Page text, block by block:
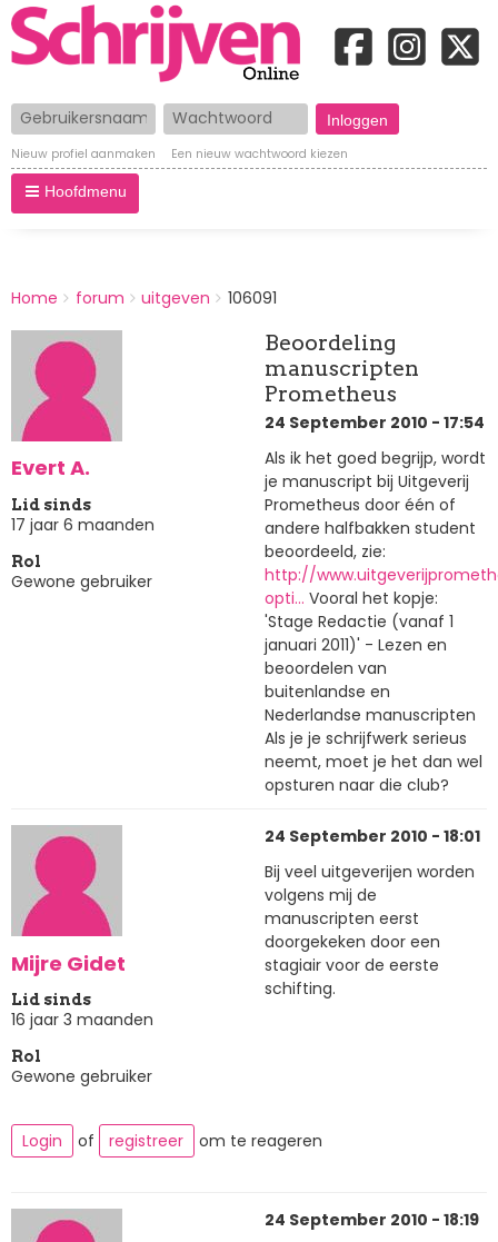
Gebruikersnaam Wachtwoord
Nieuw profiel aanmaken Een nieuw wachtwoord kiezen
Hoofdmenu
BREADCRUMBS
You
here:
Home forum uitgeven 106091
Evert A.
Lid sinds
17 jaar 6 maanden
Rol
Gewone gebruiker
Beoordeling
manuscripten
Prometheus
24 September 2010 - 17:54
Als ik het goed begrijp, wordt
je manuscript bij Uitgeverij
Prometheus door één of
andere halfbakken student
beoordeeld, zie:
http://
opti… Vooral het kopje:
'Stage Redactie (vanaf 1
januari 2011)' - Lezen en
beoordelen van
buitenlandse en
Nederlandse manuscripten
Als je je schrijfwerk serieus
neemt, moet je het dan wel
opsturen naar die club?
Mijre Gidet
Lid sinds
16 jaar 3 maanden
Rol
Gewone gebruiker
24 September 2010 - 18:01
Bij veel uitgeverijen worden
volgens mij de
manuscripten eerst
doorgekeken door een
stagiair voor de eerste
schifting.
Login of registreer om te reageren
24 September 2010 - 18:19